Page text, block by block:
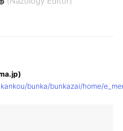
bunka/bunkazai/home/